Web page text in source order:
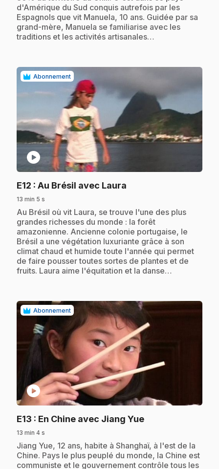
d'Amérique du Sud conquis autrefois par les
Espagnols que vit Manuela, 10 ans. Guidée par sa
grand-mère, Manuela se familiarise avec les
traditions et les activités artisanales…
Abonnement
play_circle
E12 : Au Brésil avec Laura
13 min 5 s
.Au Brésil où vit Laura, se trouve l'une des plus
grandes richesses du monde : la forêt
amazonienne. Ancienne colonie portugaise, le
Brésil a une végétation luxuriante grâce à son
climat chaud et humide toute l'année qui permet
de faire pousser toutes sortes de plantes et de
fruits. Laura aime l'équitation et la danse…
Abonnement
play_circle
E13 : En Chine avec Jiang Yue.
13 min 4 s
.Jiang Yue, 12 ans, habite à Shanghaï, à l'est de la
Chine. Pays le plus peuplé du monde, la Chine est
communiste et le gouvernement contrôle tous les